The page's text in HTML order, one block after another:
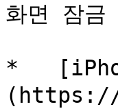
화면 잠금
*
(https://